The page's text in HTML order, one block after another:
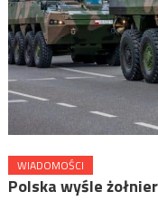
WIADOMOŚCI
Polska wyśle